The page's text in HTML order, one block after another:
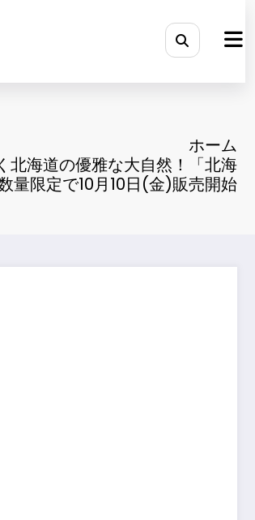
ホーム
北海道の優雅な大自然！「北海
量限定で10月10日(金)販売開始